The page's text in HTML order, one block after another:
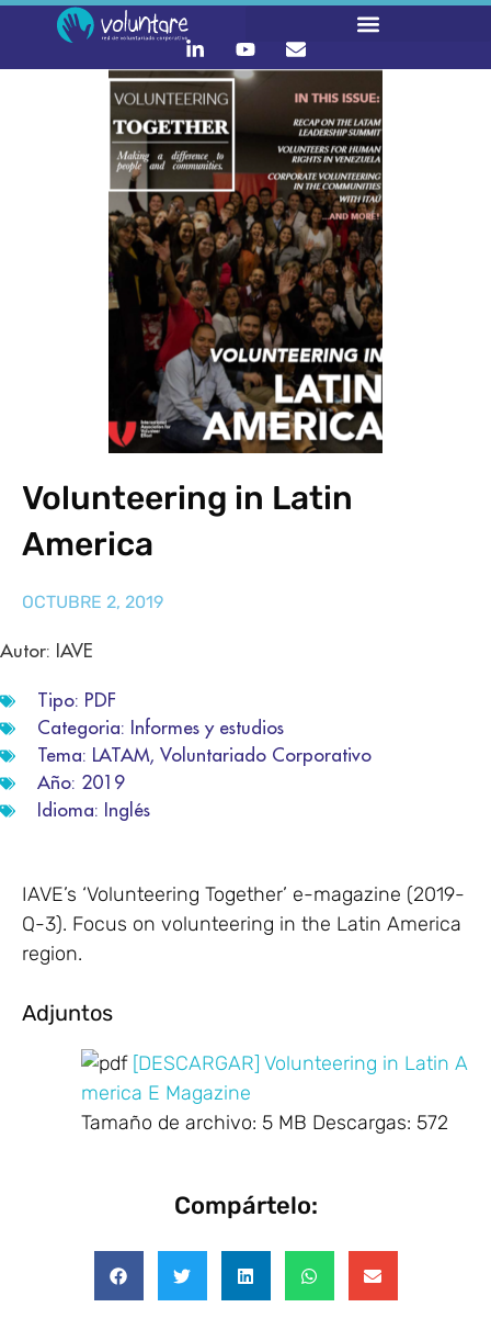
Volunteering in Latin
America
OCTUBRE 2, 2019
Autor: IAVE
Tipo: PDF
Categoria: Informes y estudios
Tema: LATAM, Voluntariado Corporativo
Año: 2019
Idioma: Inglés
IAVE’s ‘Volunteering Together’ e-magazine (2019-
Q-3). Focus on volunteering in the Latin America
region.
Adjuntos
[DESCARGAR] Volunteering in Latin A
merica E Magazine
Tamaño de archivo: 5 MB Descargas: 572
Compártelo: